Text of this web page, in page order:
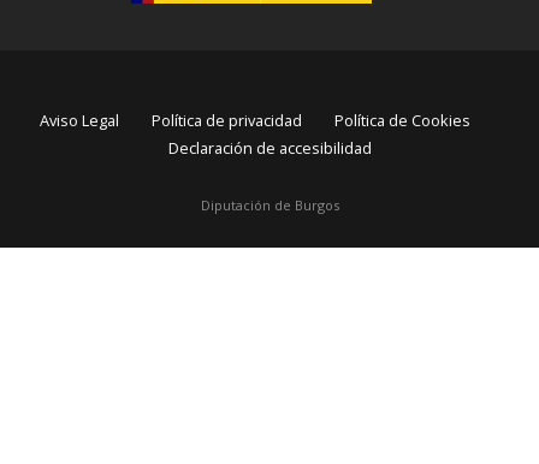
Diputación de Burgos
Aviso Legal Política de privacidad
Política de Cookies
Declaración de accesibilidad